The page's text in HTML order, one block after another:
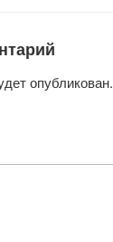
опубликован.